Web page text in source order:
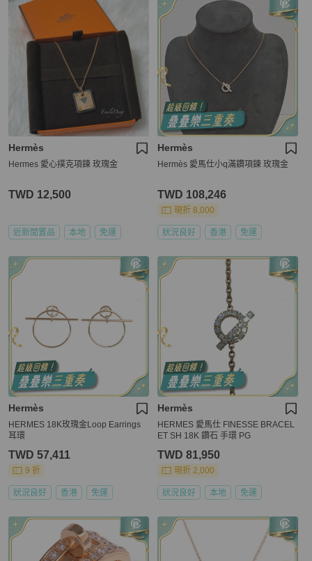
Hermès
Hermes 愛心撲克項鍊 玫瑰金
TWD 12,500
近新閒置品 本地 免運
Hermès
Hermès 愛馬仕小q滿鑽項鍊 玫瑰金
TWD 108,246
現折 8,000
狀況良好 香港 免運
Hermès
HERMES 18K玫瑰金Loop Earrings
耳環
TWD 57,411
9 折
狀況良好 香港 免運
Hermès
HERMES 愛馬仕 FINESSE BRACEL
ET SH 18K 鑽石 手環 PG
TWD 81,950
現折 2,000
狀況良好 本地 免運